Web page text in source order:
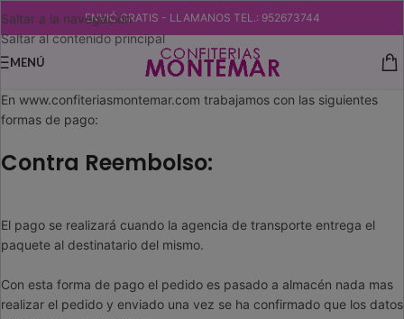
Saltar a la navegación
Saltar al contenido principal
ENVIÓ GRATIS - LLAMANOS TEL.: 952673744
MENÚ
En www.confiteriasmontemar.com trabajamos con las siguientes
formas de pago:
Contra Reembolso:
El pago se realizará cuando la agencia de transporte entrega el
paquete al destinatario del mismo.
Con esta forma de pago el pedido es pasado a almacén nada mas
realizar el pedido y enviado una vez se ha confirmado que los datos